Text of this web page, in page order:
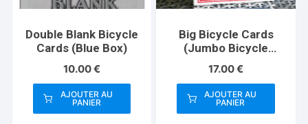
Double Blank Bicycle
Cards (Blue Box)
10.00€
AJOUTER AU
PANIER
Big Bicycle Cards
(Jumbo Bicycle
Cards, Red)
17.00€
AJOUTER AU
PANIER